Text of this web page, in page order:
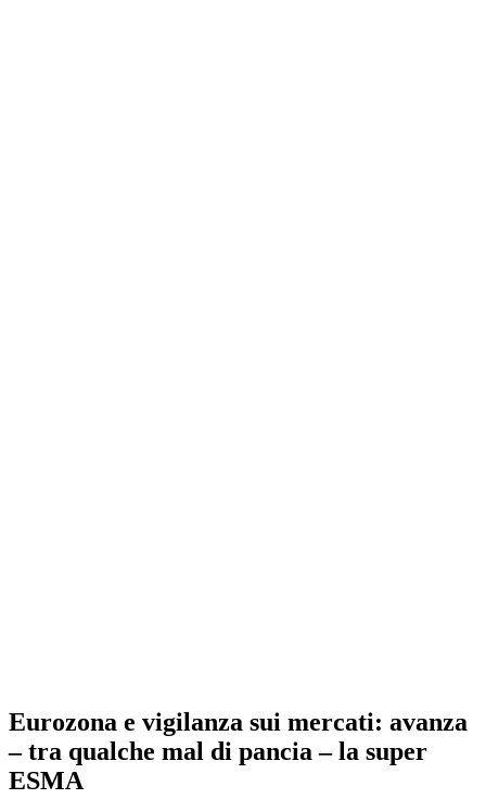
Eurozona e vigilanza sui mercati: avanza
– tra qualche mal di pancia – la super
ESMA